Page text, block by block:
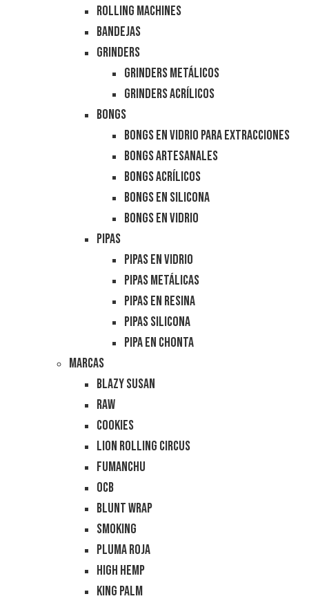
Rolling Machines
Bandejas
Grinders
Grinders Metálicos
Grinders Acrílicos
Bongs
Bongs en Vidrio para Extracciones
Bongs Artesanales
Bongs Acrílicos
Bongs en Silicona
Bongs en Vidrio
Pipas
Pipas en Vidrio
Pipas Metálicas
Pipas en Resina
Pipas Silicona
Pipa en Chonta
Marcas
Blazy Susan
RAW
Cookies
Lion Rolling Circus
Fumanchu
OCB
Blunt Wrap
Smoking
Pluma Roja
High Hemp
King Palm